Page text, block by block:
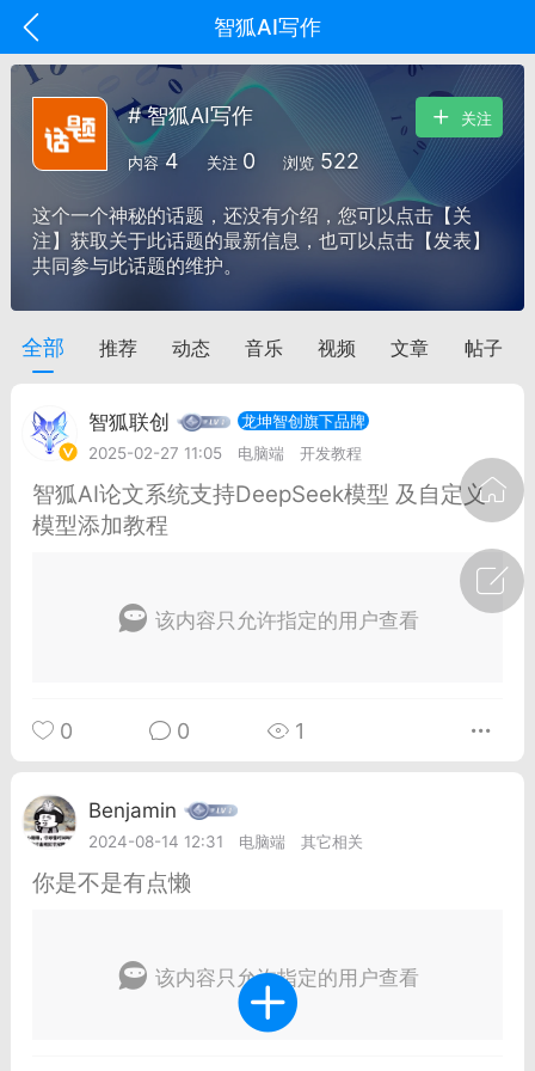
智狐AI写作
29 10:10 电脑端 智狐AI工作台
中英翻译
事想用上客户端...
聚合API
龙坤智创合作品牌
者怎么接入Claude Opus 5 ？智创聚合
调用
API，以及 Amazon Web
Max 的新默认模型，并成为
# 智狐AI写作
内容 4 关注 0 浏览 522
关注
这个一个神秘的话题，还没有介绍，您可以点击【关
注】获取关于此话题的最新信息，也可以点击【发表】
共同参与此话题的维护。
全部 推荐 动态 音乐 视频 文章 帖子
智狐联创
龙坤智创旗下品牌
2025-02-27 11:05
电脑端 开发教程
智狐AI论文系统支持DeepSeek模型 及自定义
模型添加教程
该内容只允许指定的用户查看
0 0 1
Benjamin
2024-08-14 12:31 电脑端 其它相关
你是不是有点懒
该内容只允许指定的用户查看